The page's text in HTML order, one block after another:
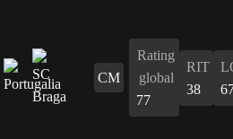
CM
Rating
global
77
RIT
38